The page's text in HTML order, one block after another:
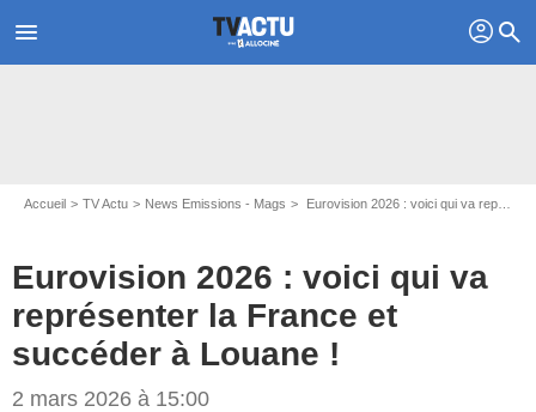
menu profil search
Accueil TV Actu News Emissions - Mags Eurovision 2026 : voici qui va représenter la France et succéder à Louane !
Eurovision 2026 : voici qui va
représenter la France et
succéder à Louane !
2 mars 2026 à 15:00